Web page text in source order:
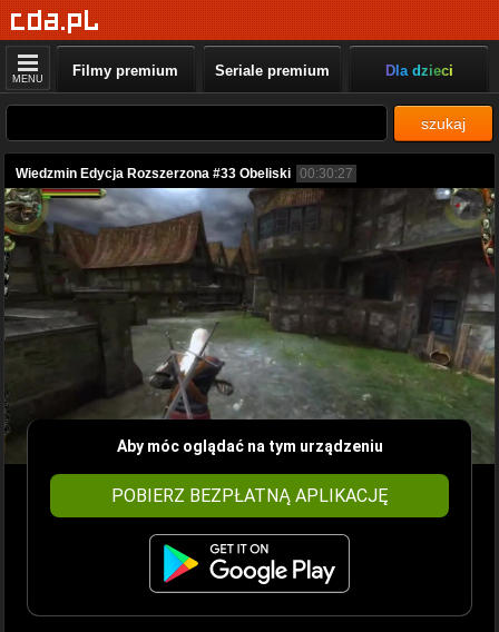
MENU Filmy premium Seriale premium Dla dzieci
szukaj
Wiedzmin Edycja Rozszerzona #33 Obeliski 00:30:27
Aby móc oglądać na tym urządzeniu
POBIERZ BEZPŁATNĄ APLIKACJĘ